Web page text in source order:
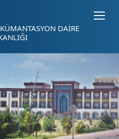
DAİRE